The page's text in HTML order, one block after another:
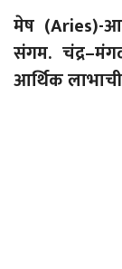
मेष (Aries)-
संगम. चंद्र–
आर्थिक